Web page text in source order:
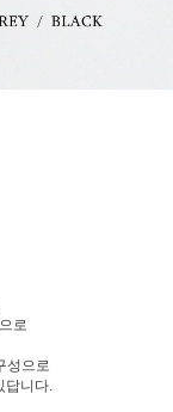
로
성으로
답니다.